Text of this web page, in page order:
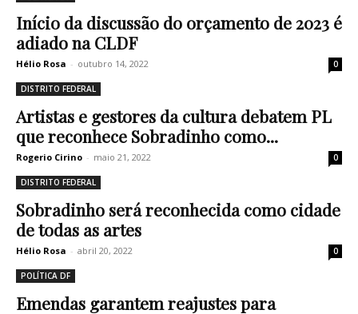
Início da discussão do orçamento de 2023 é
adiado na CLDF
Hélio Rosa - outubro 14, 2022 0
DISTRITO FEDERAL
Artistas e gestores da cultura debatem PL
que reconhece Sobradinho como...
Rogerio Cirino - maio 21, 2022 0
DISTRITO FEDERAL
Sobradinho será reconhecida como cidade
de todas as artes
Hélio Rosa - abril 20, 2022 0
POLÍTICA DF
Emendas garantem reajustes para